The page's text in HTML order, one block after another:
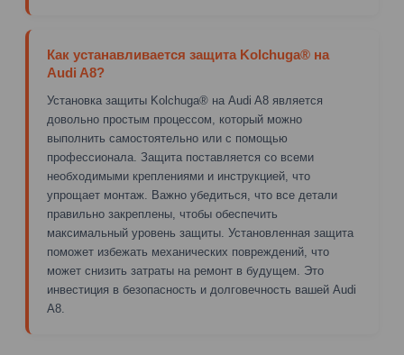
Как устанавливается защита Kolchuga® на
Audi A8?
Установка защиты Kolchuga® на Audi A8 является
довольно простым процессом, который можно
выполнить самостоятельно или с помощью
профессионала. Защита поставляется со всеми
необходимыми креплениями и инструкцией, что
упрощает монтаж. Важно убедиться, что все детали
правильно закреплены, чтобы обеспечить
максимальный уровень защиты. Установленная защита
поможет избежать механических повреждений, что
может снизить затраты на ремонт в будущем. Это
инвестиция в безопасность и долговечность вашей Audi
A8.